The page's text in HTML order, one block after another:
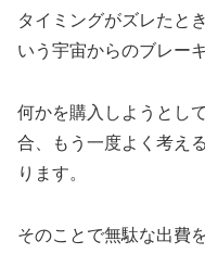
タイミングがズレたと
いう宇宙からのブレー
何かを購入しようとし
合、もう一度よく考え
ります。
そのことで無駄な出費